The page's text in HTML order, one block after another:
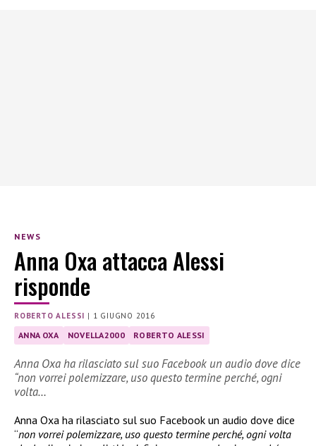
NEWS
Anna Oxa attacca Alessi
risponde
ROBERTO ALESSI | 1 GIUGNO 2016
ANNA OXA NOVELLA2000 ROBERTO ALESSI
Anna Oxa ha rilasciato sul suo Facebook un audio dove dice
“non vorrei polemizzare, uso questo termine perché, ogni
volta…
Anna Oxa ha rilasciato sul suo Facebook un audio dove dice
“non vorrei polemizzare, uso questo termine perché, ogni volta